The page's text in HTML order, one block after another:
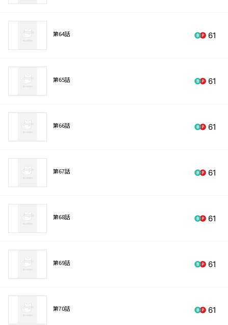
第64話 61
第65話 61
第66話 61
第67話 61
第68話 61
第69話 61
第70話 61